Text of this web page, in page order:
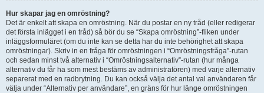
Hur skapar jag en omröstning?
Det är enkelt att skapa en omröstning. När du postar en ny tråd (eller redigerar
det första inlägget i en tråd) så bör du se “Skapa omröstning”-fliken under
inläggsformuläret (om du inte kan se detta har du inte behörighet att skapa
omröstningar). Skriv in en fråga för omröstningen i “Omröstningsfråga”-rutan
och sedan minst två alternativ i “Omröstningsalternativ”-rutan (hur många
alternativ du får ha som mest bestäms av administratören) med varje alternativ
separerat med en radbrytning. Du kan också välja det antal val användaren får
välja under “Alternativ per användare”, en gräns för hur länge omröstningen